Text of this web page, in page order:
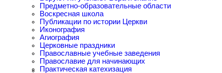
Предметно-образовательные области
Воскресная школа
Публикации по истории Церкви
Иконография
Агиография
Церковные праздники
Православные учебные заведения
Православие для начинающих
Практическая катехизация